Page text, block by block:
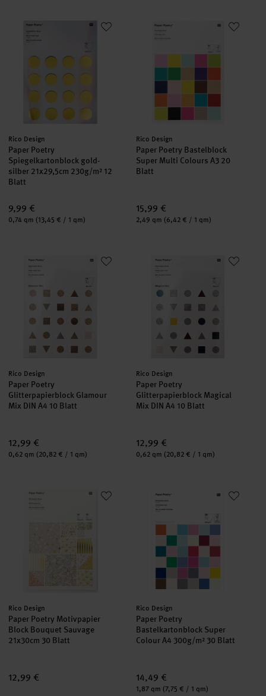
Paper Poetry Spiegelkartonblock gold-silber 21x29,5cm 230g/
Hersteller:
Rico Design
Paper Poetry
Spiegelkartonblock gold-
silber 21x29,5cm 230g/m² 12
Blatt
9,99 €
Inhalt:
0,74 qm (13,45 € / 1 qm)
Paper Poetry Bastelblock
Hersteller:
Rico Design
Paper Poetry Bastelblock
Super Multi Colours A3 20
Blatt
15,99 €
Inhalt:
2,49 qm (6,42 € / 1 qm)
Paper Poetry Glitterpapierblock Glamour Mix DIN A4 10 Blatt
Hersteller:
Rico Design
Paper Poetry
Glitterpapierblock Glamour
Mix DIN A4 10 Blatt
12,99 €
Inhalt:
0,62 qm (20,82 € / 1 qm)
Paper Poetry
Hersteller:
Rico Design
Paper Poetry
Glitterpapierblock Magical
Mix DIN A4 10 Blatt
12,99 €
Inhalt:
0,62 qm (20,82 € / 1 qm)
Paper Poetry Motivpapier Block Bouquet Sauvage 21x30cm 30
Hersteller:
Rico Design
Paper Poetry Motivpapier
Block Bouquet Sauvage
21x30cm 30 Blatt
12,99 €
Paper Poetry
Hersteller:
Rico Design
Paper Poetry
Bastelkartonblock Super
Colour A4 300g/m² 30 Blatt
14,49 €
Inhalt:
1,87 qm (7,75 € / 1 qm)